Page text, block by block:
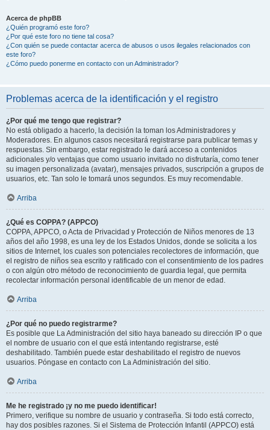
Acerca de phpBB
¿Quién programó este foro?
¿Por qué este foro no tiene tal cosa?
¿Con quién se puede contactar acerca de abusos o usos ilegales relacionados con
este foro?
¿Cómo puedo ponerme en contacto con un Administrador?
Problemas acerca de la identificación y el registro
¿Por qué me tengo que registrar?
No está obligado a hacerlo, la decisión la toman los Administradores y
Moderadores. En algunos casos necesitará registrarse para publicar temas y
respuestas. Sin embargo, estar registrado le dará acceso a contenidos
adicionales y/o ventajas que como usuario invitado no disfrutaría, como tener
su imagen personalizada (avatar), mensajes privados, suscripción a grupos de
usuarios, etc. Tan solo le tomará unos segundos. Es muy recomendable.
Arriba
¿Qué es COPPA? (APPCO)
COPPA, APPCO, o Acta de Privacidad y Protección de Niños menores de 13
años del año 1998, es una ley de los Estados Unidos, donde se solicita a los
sitios de Internet, los cuales son potenciales recolectores de información, que
el registro de niños sea escrito y ratificado con el consentimiento de los padres
o con algún otro método de reconocimiento de guardia legal, que permita
recolectar información personal identificable de un menor de edad.
Arriba
¿Por qué no puedo registrarme?
Es posible que La Administración del sitio haya baneado su dirección IP o que
el nombre de usuario con el que está intentando registrarse, esté
deshabilitado. También puede estar deshabilitado el registro de nuevos
usuarios. Póngase en contacto con La Administración del sitio.
Arriba
Me he registrado ¡y no me puedo identificar!
Primero, verifique su nombre de usuario y contraseña. Si todo está correcto,
hay dos posibles razones. Si el Sistema de Protección Infantil (APPCO) está